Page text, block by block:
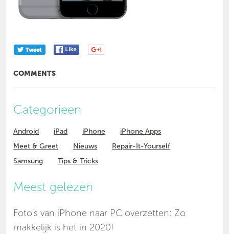
COMMENTS
Categorieen
Android iPad iPhone
iPhone Apps
Meet & Greet
Nieuws
Repair-It-Yourself
Samsung
Tips & Tricks
Meest gelezen
Foto's van iPhone naar PC overzetten: Zo
makkelijk is het in 2020!